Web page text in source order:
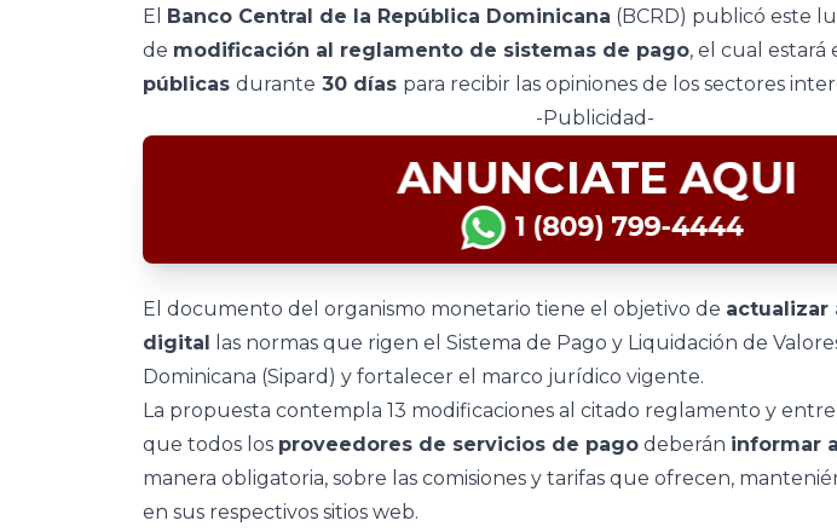
El Banco Central de la República Dominicana (BCRD) publicó este
de modificación al reglamento de sistemas de pago, el cual estará
públicas durante 30 días para recibir las opiniones de los sectores
-Publicidad-
El documento del organismo monetario tiene el objetivo de actualizar
digital las normas que rigen el Sistema de Pago y Liquidación de
Dominicana (Sipard) y fortalecer el marco jurídico vigente.
La propuesta contempla 13 modificaciones al citado reglamento y
que todos los proveedores de servicios de pago deberán informar
manera obligatoria, sobre las comisiones y tarifas que ofrecen,
en sus respectivos sitios web.